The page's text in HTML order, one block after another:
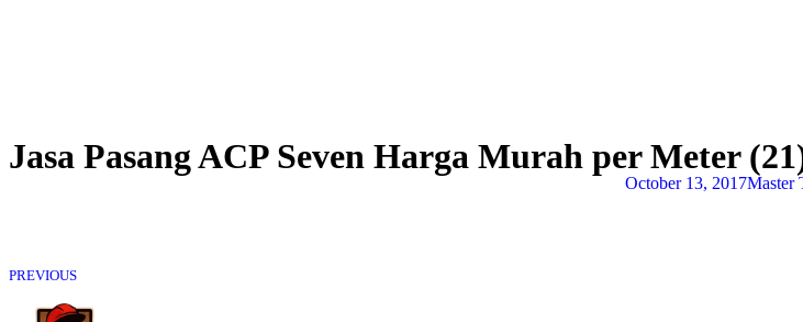
Jasa Pasang ACP Seven Harga Murah per Meter
October 13, 2017Master
PREVIOUS